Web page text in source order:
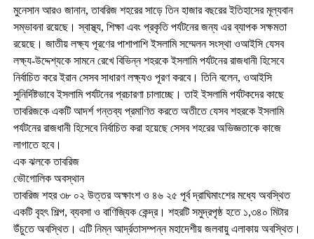
মুনেসান আরও জানান, তাবরিজ শহরের সাড়ে তিন হাজার বছরের ইতিহাসের মূল্যবান
সম্ভাবনা রয়েছে। স্বাস্থ্য, শিক্ষা এবং প্রকৃতি পর্যটনের জন্য এর ব্যাপক সক্ষমতা
রয়েছে। জাতীয় লক্ষ্য পূরণের পাশাপাশি ইসলামি সম্মেলন সংস্থা ওআইসি যেসব
লক্ষ্য-উদ্দেশ্যকে সামনে রেখে বিভিন্ন শহরকে ইসলামি পর্যটনের রাজধানী হিসেবে
নির্বাচিত করে ইরান সেসব সাধারণ লক্ষ্যও পূরণ করবে। তিনি বলেন, ওআইসি
সুনির্দিষ্টভাবে ইসলামি পর্যটনের প্রচারণা চালাচ্ছে। তাই ইসলামি পর্যটকদের কাছে
তাবরিজকে একটি আদর্শ গন্তব্য প্রমাণিত করতে অতীতে যেসব শহরকে ইসলামি
পর্যটনের রাজধানী হিসেবে নির্বাচিত করা হয়েছে সেসব শহরের অভিজ্ঞতাকে কাজে
লাগাতে হবে।
এক ঝলকে তাবরিজ
ভৌগোলিক অবস্থান
তাবরিজ শহর ৩৮ ০২ উত্তর অক্ষাংশ ও ৪৬ ২৫ পূর্ব দ্রাঘিমাংশের মধ্যে অবস্থিত
একটি বৃহৎ শিল্প, ব্যবসা ও বাণিজ্যিক কেন্দ্র। শহরটি সমুদ্রপৃষ্ঠ হতে ১,৩৪০ মিটার
উঁচুতে অবস্থিত। এটি নিম্ন আর্দ্রতাসম্পন্ন মহাদেশীয় জলবায়ু এলাকায় অবস্থিত।